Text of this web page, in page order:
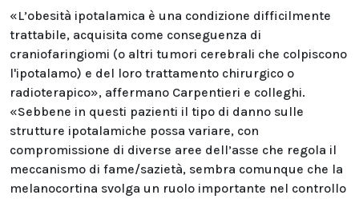
«L’obesità ipotalamica è una condizione difficilmente
trattabile, acquisita come conseguenza di
craniofaringiomi (o altri tumori cerebrali che colpiscono
l'ipotalamo) e del loro trattamento chirurgico o
radioterapico», affermano Carpentieri e colleghi.
«Sebbene in questi pazienti il tipo di danno sulle
strutture ipotalamiche possa variare, con
compromissione di diverse aree dell’asse che regola il
meccanismo di fame/sazietà, sembra comunque che la
melanocortina svolga un ruolo importante nel controllo